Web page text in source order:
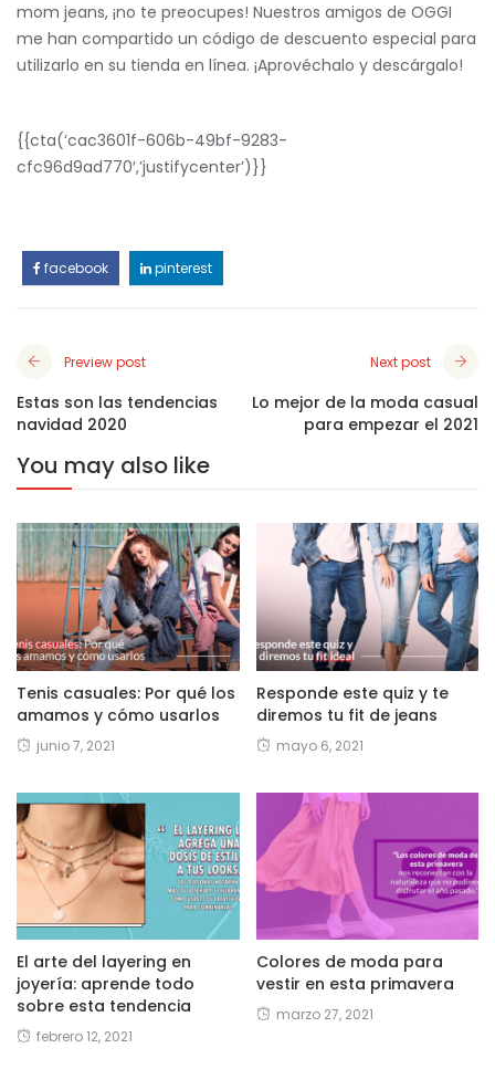
mom jeans, ¡no te preocupes! Nuestros amigos de OGGI
me han compartido un código de descuento especial para
utilizarlo en su tienda en línea. ¡Aprovéchalo y descárgalo!
{{cta(‘cac3601f-606b-49bf-9283-
cfc96d9ad770′,’justifycenter’)}}
facebook pinterest
Preview post
Estas son las tendencias
navidad 2020
Next post
Lo mejor de la moda casual
para empezar el 2021
You may also like
Tenis casuales: Por qué los
amamos y cómo usarlos
junio 7, 2021
Responde este quiz y te
diremos tu fit de jeans
mayo 6, 2021
El arte del layering en
joyería: aprende todo
sobre esta tendencia
febrero 12, 2021
Colores de moda para
vestir en esta primavera
marzo 27, 2021